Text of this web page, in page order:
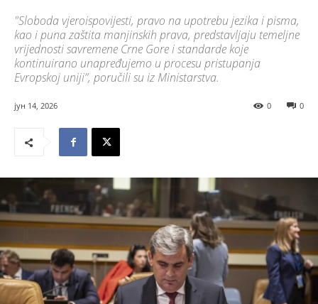
"Sloboda vjeroispovijesti, pravo na upotrebu jezika i pisma,
kao i puna zaštita manjinskih prava, predstavljaju temeljne
vrijednosti savremene Crne Gore i standarde koje
kontinuirano unapređujemo u procesu pristupanja
Evropskoj uniji”, poručili su iz Ministarstva.
јун 14, 2026 0
0